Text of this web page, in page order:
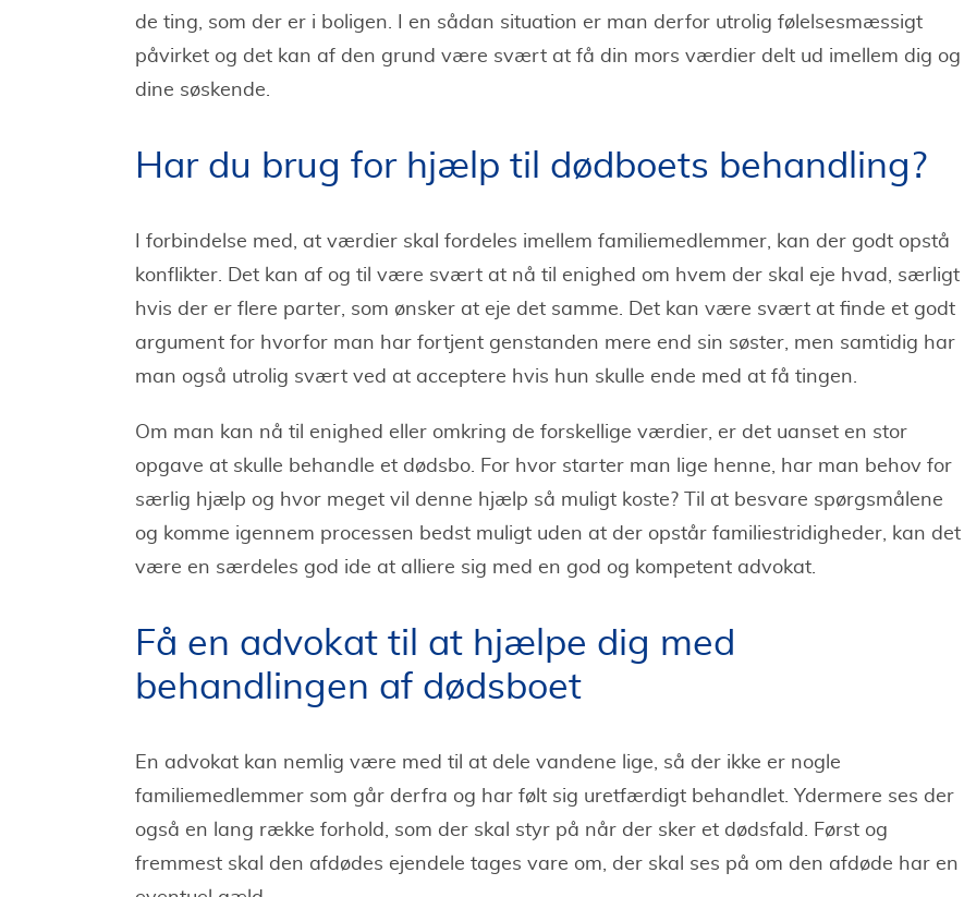
de ting, som der er i boligen. I en sådan situation er man derfor utrolig følelsesmæssigt
påvirket og det kan af den grund være svært at få din mors værdier delt ud imellem dig og
dine søskende.
Har du brug for hjælp til dødboets behandling?
I forbindelse med, at værdier skal fordeles imellem familiemedlemmer, kan der godt opstå
konflikter. Det kan af og til være svært at nå til enighed om hvem der skal eje hvad, særligt
hvis der er flere parter, som ønsker at eje det samme. Det kan være svært at finde et godt
argument for hvorfor man har fortjent genstanden mere end sin søster, men samtidig har
man også utrolig svært ved at acceptere hvis hun skulle ende med at få tingen.
Om man kan nå til enighed eller omkring de forskellige værdier, er det uanset en stor
opgave at skulle behandle et dødsbo. For hvor starter man lige henne, har man behov for
særlig hjælp og hvor meget vil denne hjælp så muligt koste? Til at besvare spørgsmålene
og komme igennem processen bedst muligt uden at der opstår familiestridigheder, kan det
være en særdeles god ide at alliere sig med en god og kompetent advokat.
Få en advokat til at hjælpe dig med
behandlingen af dødsboet
En advokat kan nemlig være med til at dele vandene lige, så der ikke er nogle
familiemedlemmer som går derfra og har følt sig uretfærdigt behandlet. Ydermere ses der
også en lang række forhold, som der skal styr på når der sker et dødsfald. Først og
fremmest skal den afdødes ejendele tages vare om, der skal ses på om den afdøde har en